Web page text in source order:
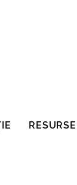
RESURSE